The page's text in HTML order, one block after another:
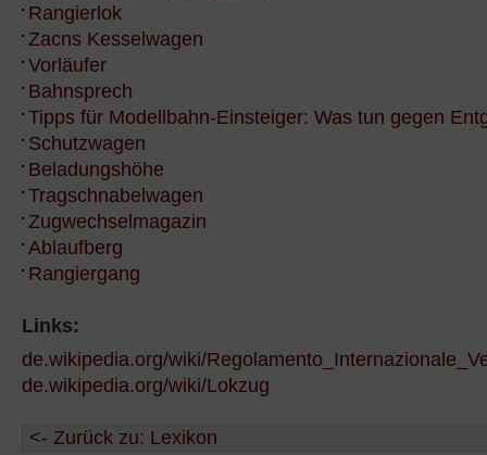
Rangierlok
Zacns Kesselwagen
Vorläufer
Bahnsprech
Tipps für Modellbahn-Einsteiger: Was tun gegen
Schutzwagen
Beladungshöhe
Tragschnabelwagen
Zugwechselmagazin
Ablaufberg
Rangiergang
Links:
de.wikipedia.org/wiki/
de.wikipedia.org/wiki/Lokzug
<- Zurück zu: Lexikon